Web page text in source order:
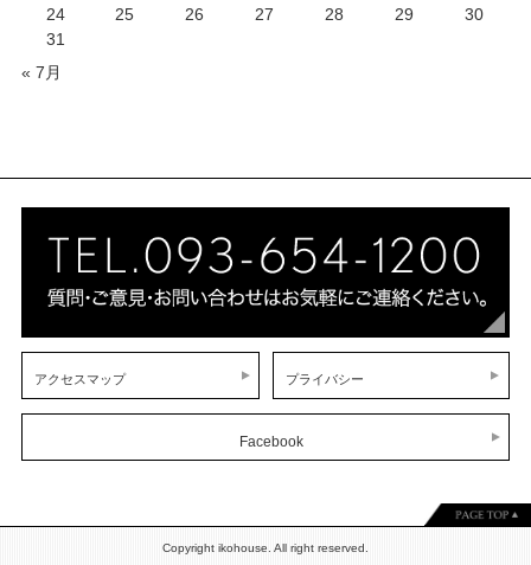
« 7月
24
25 26 27 28 29
30
31
アクセスマップ プライバシー
Facebook
Copyright ikohouse. All right reserved.